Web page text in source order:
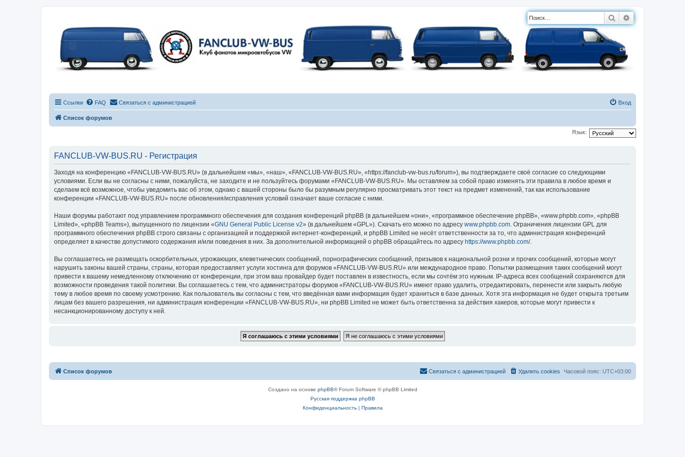
Поиск
Ссылки FAQ Связаться с администрацией Вход
Список форумов
Язык:
FANCLUB-VW-BUS.RU - Регистрация
Заходя на конференцию «FANCLUB-VW-BUS.RU» (в дальнейшем «мы», «наш», «FANCLUB-VW-BUS.RU», «https://fanclub-vw-bus.ru/forum»), вы подтверждаете своё согласие со следующими
условиями. Если вы не согласны с ними, пожалуйста, не заходите и не пользуйтесь форумами «FANCLUB-VW-BUS.RU». Мы оставляем за собой право изменять эти правила в любое время и
сделаем всё возможное, чтобы уведомить вас об этом, однако с вашей стороны было бы разумным регулярно просматривать этот текст на предмет изменений, так как использование
конференции «FANCLUB-VW-BUS.RU» после обновления/исправления условий означает ваше согласие с ними.
Наши форумы работают под управлением программного обеспечения для создания конференций phpBB (в дальнейшем «они», «программное обеспечение phpBB», «www.phpbb.com», «phpBB
Limited», «phpBB Teams»), выпущенного по лицензии «GNU General Public License v2» (в дальнейшем «GPL»). Скачать его можно по адресу www.phpbb.com. Ограничения лицензии GPL для
программного обеспечения phpBB строго связаны с организацией и поддержкой интернет-конференций, и phpBB Limited не несёт ответственности за то, что администрация конференций
определяет в качестве допустимого содержания и/или поведения в них. За дополнительной информацией о phpBB обращайтесь по адресу https://www.phpbb.com/.
Вы соглашаетесь не размещать оскорбительных, угрожающих, клеветнических сообщений, порнографических сообщений, призывов к национальной розни и прочих сообщений, которые могут
нарушить законы вашей страны, страны, которая предоставляет услуги хостинга для форумов «FANCLUB-VW-BUS.RU» или международное право. Попытки размещения таких сообщений могут
привести к вашему немедленному отключению от конференции, при этом ваш провайдер будет поставлен в известность, если мы сочтём это нужным. IP-адреса всех сообщений сохраняются для
возможности проведения такой политики. Вы соглашаетесь с тем, что администраторы форумов «FANCLUB-VW-BUS.RU» имеют право удалить, отредактировать, перенести или закрыть любую
тему в любое время по своему усмотрению. Как пользователь вы согласны с тем, что введённая вами информация будет храниться в базе данных. Хотя эта информация не будет открыта третьим
лицам без вашего разрешения, ни администрация конференции «FANCLUB-VW-BUS.RU», ни phpBB Limited не может быть ответственна за действия хакеров, которые могут привести к
несанкционированному доступу к ней.
Список форумов Часовой пояс: UTC+03:00
Удалить cookies
Связаться с администрацией
Создано на основе phpBB® Forum Software © phpBB Limited
Русская поддержка phpBB
Конфиденциальность| Правила